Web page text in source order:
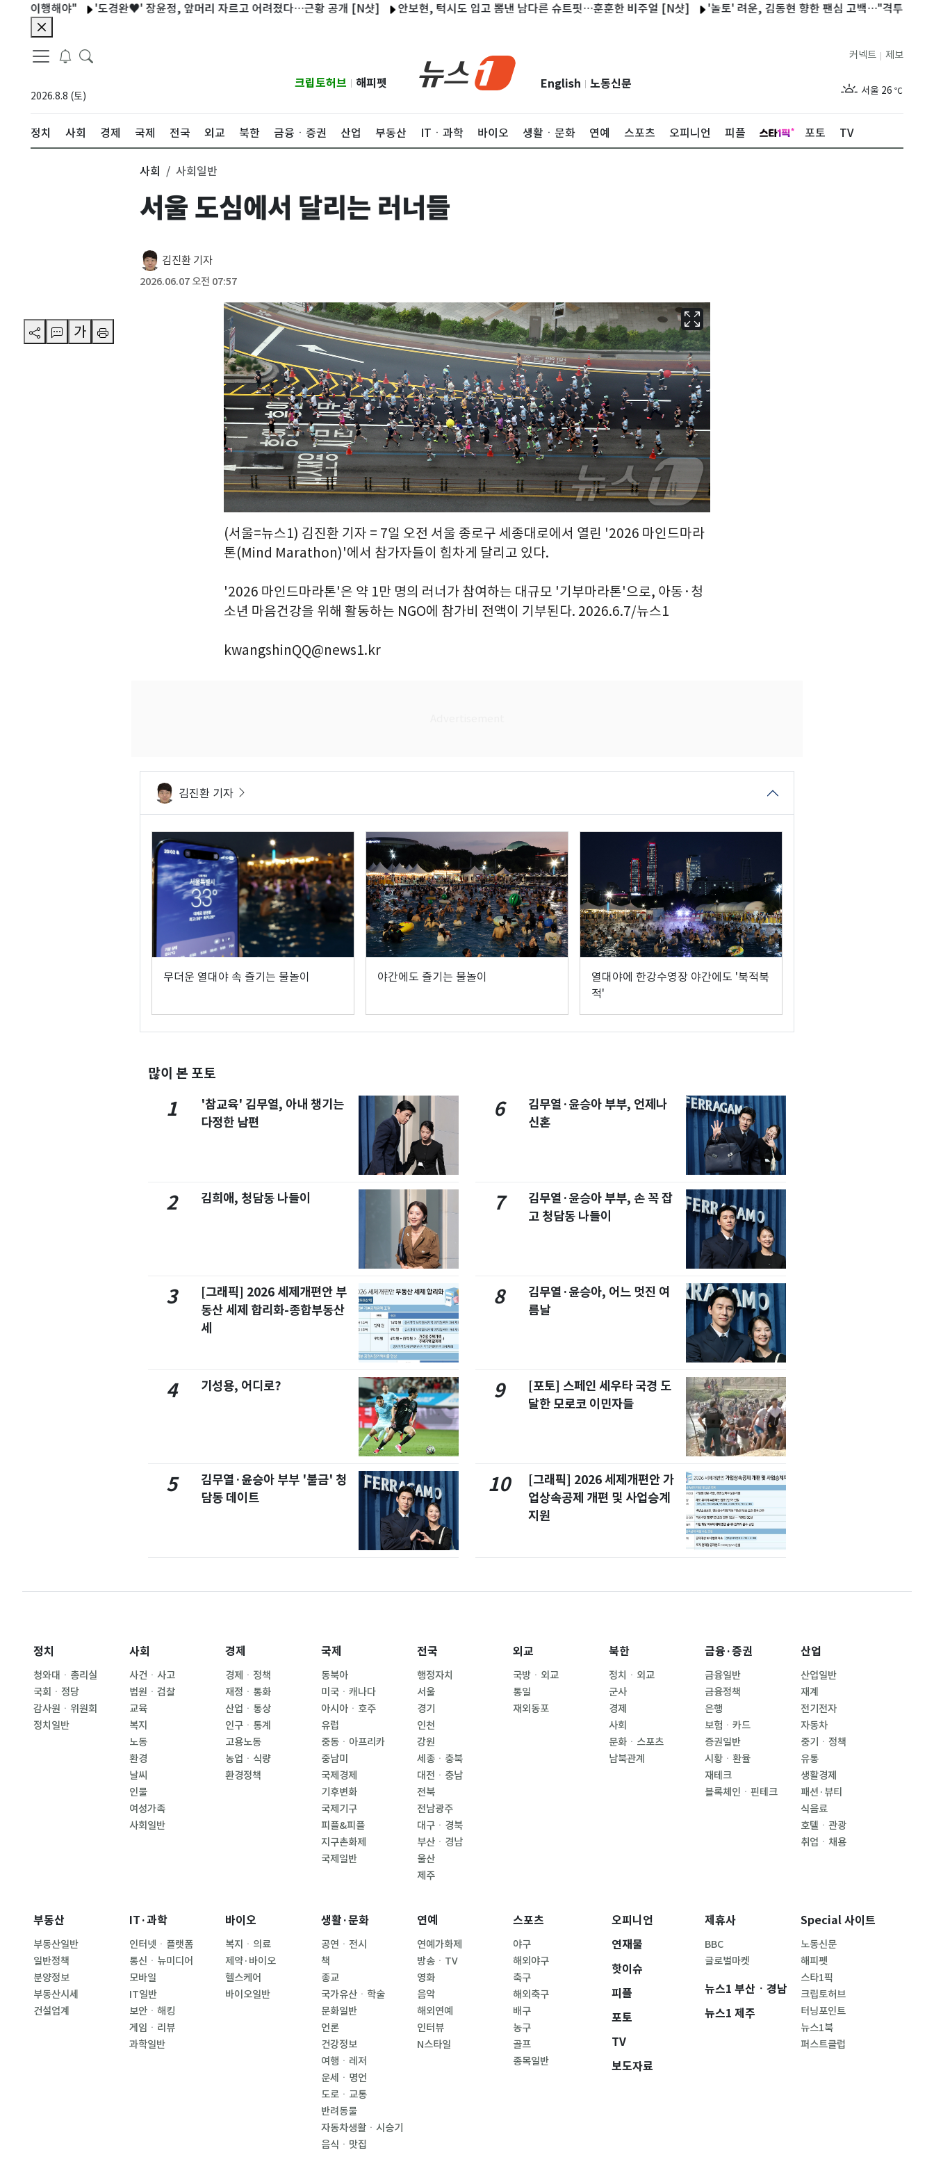
행해야" '도경완♥' 장윤정, 앞머리 자르고 어려졌다…근황 공개 [N샷] 안보현, 턱시도 입고 뽐낸 남다른 슈트핏…훈훈한 비주얼 [N샷] '놀토' 려운, 김동현 향한 팬심 고백…"격투기 매력에 흠
2026.8.8 (토)
크립토허브 해피펫 English 노동신문
제보
커넥트
서울 26 ℃
정치 사회 경제 국제 전국 외교 북한 금융ㆍ증권 산업 부동산 ITㆍ과학 바이오 생활ㆍ문화 연예 스포츠 오피니언 피플 포토 TV
가
사회 사회일반
서울 도심에서 달리는 러너들
김진환 기자
2026.06.07 오전 07:57
(서울=뉴스1) 김진환 기자 = 7일 오전 서울 종로구 세종대로에서 열린 '2026 마인드마라
톤(Mind Marathon)'에서 참가자들이 힘차게 달리고 있다.
'2026 마인드마라톤'은 약 1만 명의 러너가 참여하는 대규모 '기부마라톤'으로, 아동·청
소년 마음건강을 위해 활동하는 NGO에 참가비 전액이 기부된다. 2026.6.7/뉴스1
kwangshinQQ@news1.kr
김진환 기자
무더운 열대야 속 즐기는 물놀이 야간에도 즐기는 물놀이
열대야에 한강수영장 야간에도 '북적북
적'
많이 본 포토
1
'참교육' 김무열, 아내 챙기는
다정한 남편
2 김희애, 청담동 나들이
3
[그래픽] 2026 세제개편안 부
동산 세제 합리화-종합부동산
세
4 기성용, 어디로?
5
김무열·윤승아 부부 '불금' 청
담동 데이트
6
김무열·윤승아 부부, 언제나
신혼
7
김무열·윤승아 부부, 손 꼭 잡
고 청담동 나들이
8
김무열·윤승아, 어느 멋진 여
름날
9
[포토] 스페인 세우타 국경 도
달한 모로코 이민자들
10
[그래픽] 2026 세제개편안 가
업상속공제 개편 및 사업승계
지원
정치
청와대ㆍ총리실
국회ㆍ정당
감사원ㆍ위원회
정치일반
사회
사건ㆍ사고
법원ㆍ검찰
교육
복지
노동
환경
날씨
인물
여성가족
사회일반
경제
경제ㆍ정책
재정ㆍ통화
산업ㆍ통상
인구ㆍ통계
고용노동
농업ㆍ식량
환경정책
국제
동북아
미국ㆍ캐나다
아시아ㆍ호주
유럽
중동ㆍ아프리카
중남미
국제경제
기후변화
국제기구
피플&피플
지구촌화제
국제일반
전국
행정자치
서울
경기
인천
강원
세종ㆍ충북
대전ㆍ충남
전북
전남광주
대구ㆍ경북
부산ㆍ경남
울산
제주
외교
국방ㆍ외교
통일
재외동포
북한
정치ㆍ외교
군사
경제
사회
문화ㆍ스포츠
남북관계
금융·증권
금융일반
금융정책
은행
보험ㆍ카드
증권일반
시황ㆍ환율
재테크
블록체인ㆍ핀테크
산업
산업일반
재계
전기전자
자동차
중기ㆍ정책
유통
생활경제
패션·뷰티
식음료
호텔ㆍ관광
취업ㆍ채용
부동산
부동산일반
일반정책
분양정보
부동산시세
건설업계
IT·과학
인터넷ㆍ플랫폼
통신ㆍ뉴미디어
모바일
IT일반
보안ㆍ해킹
게임ㆍ리뷰
과학일반
바이오
복지ㆍ의료
제약·바이오
헬스케어
바이오일반
생활·문화
공연ㆍ전시
책
종교
국가유산ㆍ학술
문화일반
언론
건강정보
여행ㆍ레저
운세ㆍ명언
도로ㆍ교통
반려동물
자동차생활ㆍ시승기
음식ㆍ맛집
연예
연예가화제
방송ㆍTV
영화
음악
해외연예
인터뷰
N스타일
스포츠
야구
해외야구
축구
해외축구
배구
농구
골프
종목일반
오피니언
연재물
핫이슈
피플
포토
TV
보도자료
제휴사
BBC
글로벌마켓
뉴스1 부산ㆍ경남
뉴스1 제주
Special 사이트
노동신문
해피펫
스타1픽
크립토허브
터닝포인트
뉴스1북
퍼스트클럽